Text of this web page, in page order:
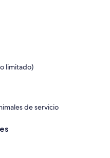
limitado)
de servicio